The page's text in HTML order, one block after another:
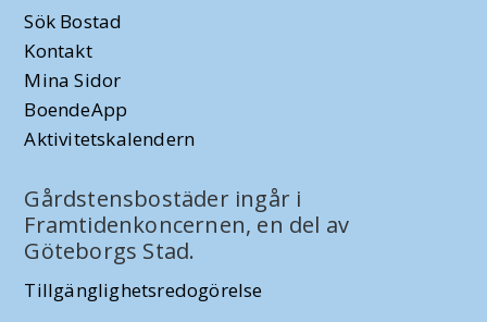
Sök Bostad
Kontakt
Mina Sidor
BoendeApp
Aktivitetskalendern
Gårdstensbostäder ingår i
Framtidenkoncernen, en del av
Göteborgs Stad.
Tillgänglighetsredogörelse